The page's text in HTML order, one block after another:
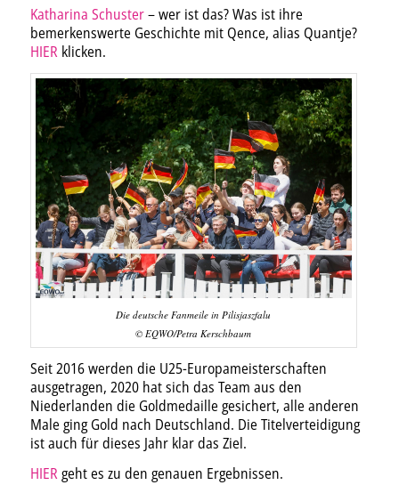
Katharina Schuster– wer ist das? Was ist ihre
bemerkenswerte Geschichte mit Qence, alias Quantje?
HIERklicken.
Die deutsche Fanmeile in Pilisjaszfalu
© EQWO/Petra Kerschbaum
Seit 2016 werden die U25-Europameisterschaften
ausgetragen, 2020 hat sich das Team aus den
Niederlanden die Goldmedaille gesichert, alle anderen
Male ging Gold nach Deutschland. Die Titelverteidigung
ist auch für dieses Jahr klar das Ziel.
HIERgeht es zu den genauen Ergebnissen.